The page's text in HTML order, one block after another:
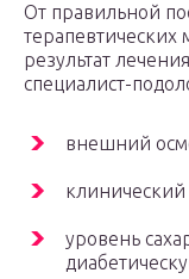
От правильной
терапевтических
результат
специалист-
внешний
уровень